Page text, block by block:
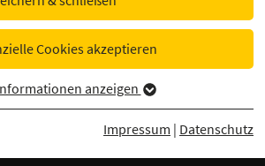
Cookies akzeptieren
anzeigen
Impressum | Datenschutz